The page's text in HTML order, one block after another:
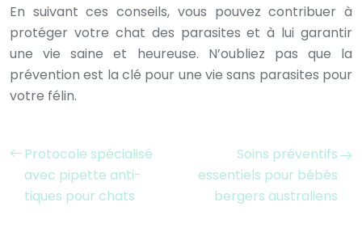
En suivant ces conseils, vous pouvez contribuer à
protéger votre chat des parasites et à lui garantir
une vie saine et heureuse. N’oubliez pas que la
prévention est la clé pour une vie sans parasites pour
votre félin.
Protocole spécialisé
avec pipette anti-
tiques pour chats
Soins préventifs
essentiels pour bébés
bergers australiens